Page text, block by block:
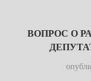
ВОПРОС О